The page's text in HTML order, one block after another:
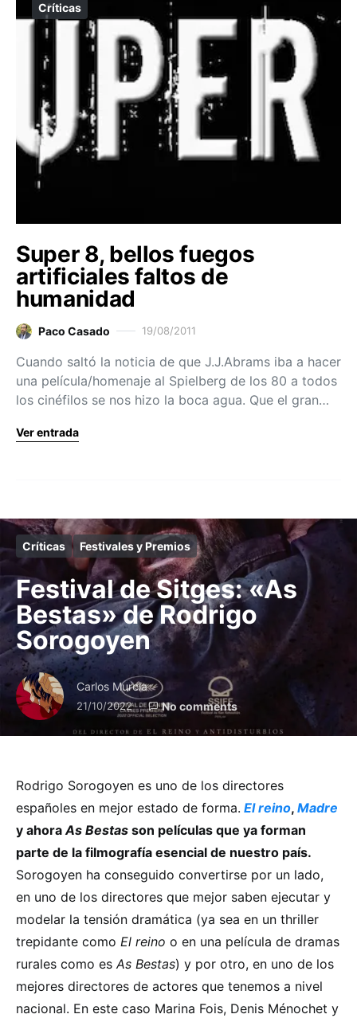
Críticas
Super 8, bellos fuegos
artificiales faltos de
humanidad
Paco Casado 19/08/2011
Cuando saltó la noticia de que J.J.Abrams iba a hacer
una película/homenaje al Spielberg de los 80 a todos
los cinéfilos se nos hizo la boca agua. Que el gran…
Ver entrada
Críticas Festivales y Premios
Festival de Sitges: «As
Bestas» de Rodrigo
Sorogoyen
Carlos Murcia
21/10/2022 No comments
Rodrigo Sorogoyen es uno de los directores
españoles en mejor estado de forma. El reino, Madre
y ahoraAs Bestas son películas que ya forman
parte de la filmografía esencial de nuestro país.
Sorogoyen ha conseguido convertirse por un lado,
en uno de los directores que mejor saben ejecutar y
modelar la tensión dramática (ya sea en un thriller
trepidante como El reino o en una película de dramas
rurales como es As Bestas) y por otro, en uno de los
mejores directores de actores que tenemos a nivel
nacional. En este caso Marina Fois, Denis Ménochet y